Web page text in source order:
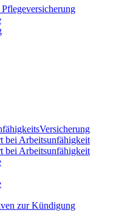
bei Arbeitsunfähigkeit
bei Arbeitsunfähigkeit
zur Kündigung